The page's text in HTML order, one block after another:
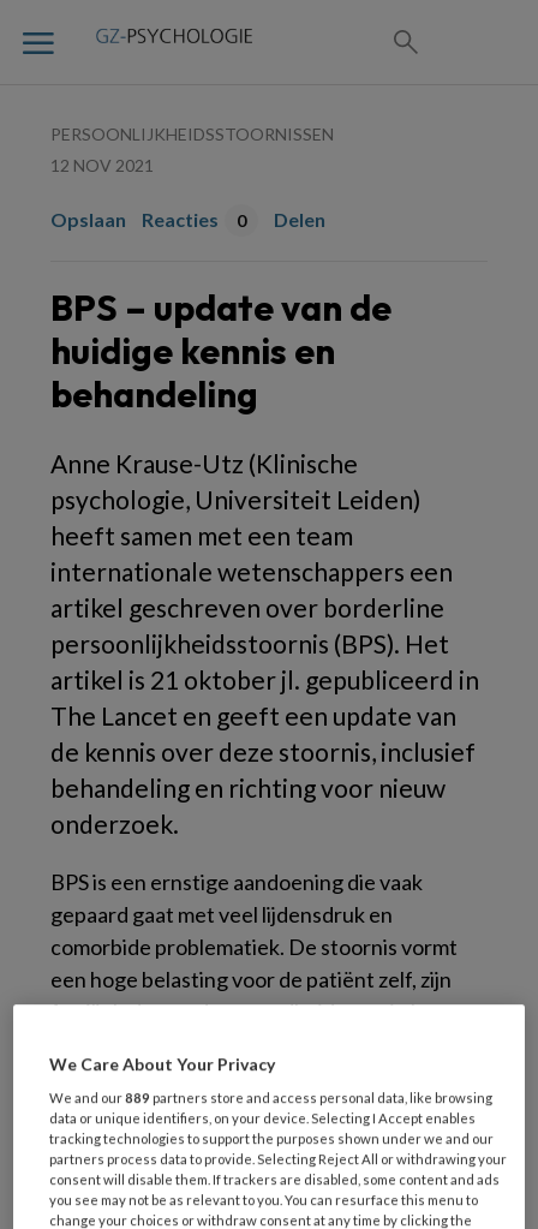
PERSOONLIJKHEIDSSTOORNISSEN
12 NOV 2021
Opslaan Reacties 0 Delen
BPS – update van de
huidige kennis en
behandeling
Anne Krause-Utz (Klinische
psychologie, Universiteit Leiden)
heeft samen met een team
internationale wetenschappers een
artikel geschreven over borderline
persoonlijkheidsstoornis (BPS). Het
artikel is 21 oktober jl. gepubliceerd in
The Lancet en geeft een update van
de kennis over deze stoornis, inclusief
behandeling en richting voor nieuw
onderzoek.
BPS is een ernstige aandoening die vaak
gepaard gaat met veel lijdensdruk en
comorbide problematiek. De stoornis vormt
een hoge belasting voor de patiënt zelf, zijn
familieleden en de gezondheidszorg in het
onbehandelbaar gezien, maar onderzoek heeft
inmiddels geleid tot eerdere diagnose en
betere behandelresultaten.
Lees ook:Vroege
We Care About Your Privacy
We and our889 partners store and access personal data, like browsing
data or unique identifiers, on your device. Selecting I Accept enables
tracking technologies to support the purposes shown under we and our
partners process data to provide. Selecting Reject All or withdrawing your
consent will disable them. If trackers are disabled, some content and ads
you see may not be as relevant to you. You can resurface this menu to
change your choices or withdraw consent at any time by clicking the